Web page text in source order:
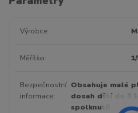
Výrobce
Měřítko
Bezpečnostní
informace
Obsahuje malé
dosah dětí do 3
spolknutí!